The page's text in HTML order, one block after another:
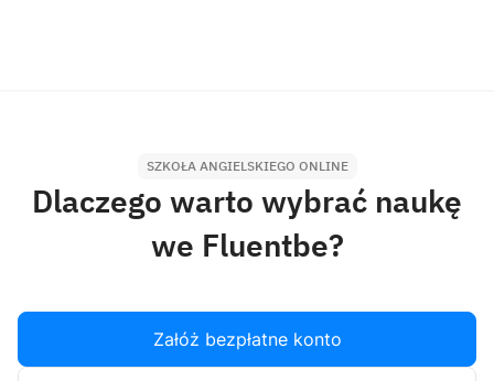
SZKOŁA ANGIELSKIEGO ONLINE
Dlaczego warto wybrać naukę
we Fluentbe?
Załóż bezpłatne konto